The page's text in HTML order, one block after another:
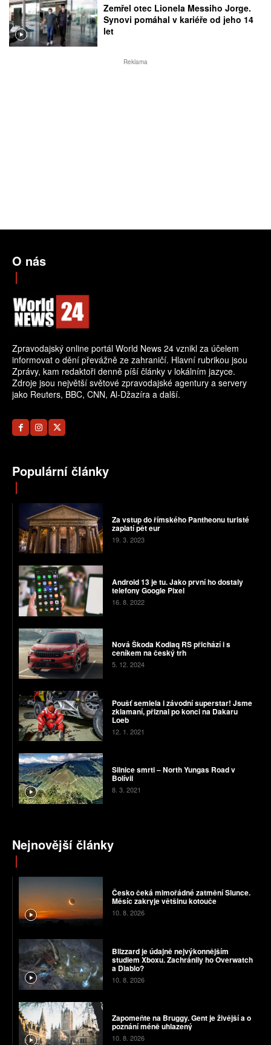
Zemřel otec Lionela Messiho Jorge.
Synovi pomáhal v kariéře od jeho 14
let
Reklama
O nás
Zpravodajský online portál World News 24 vznikl za účelem
informovat o dění převážně ze zahraničí. Hlavní rubrikou jsou
Zprávy, kam redaktoři denně píší články v lokálním jazyce.
Zdroje jsou největší světové zpravodajské agentury a servery
jako Reuters, BBC, CNN, Al-Džazíra a další.
Populární články
Za vstup do římského Pantheonu turisté
zaplatí pět eur
19. 3. 2023
Android 13 je tu. Jako první ho dostaly
telefony Google Pixel
16. 8. 2022
Nová Škoda Kodiaq RS přichází i s
ceníkem na český trh
5. 12. 2024
Poušť semlela i závodní superstar! Jsme
zklamaní, přiznal po konci na Dakaru
Loeb
12. 1. 2021
Silnice smrti – North Yungas Road v
Bolívii
8. 3. 2021
Nejnovější články
Česko čeká mimořádné zatmění Slunce.
Měsíc zakryje většinu kotouče
10. 8. 2026
Blizzard je údajně nejvýkonnějším
studiem Xboxu. Zachránily ho Overwatch
a Diablo?
10. 8. 2026
Zapomeňte na Bruggy. Gent je živější a o
poznání méně uhlazený
10. 8. 2026